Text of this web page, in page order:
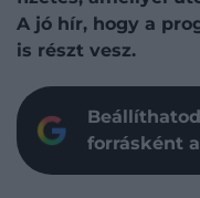
A jó hír, hogy a
is részt vesz.
forrásként